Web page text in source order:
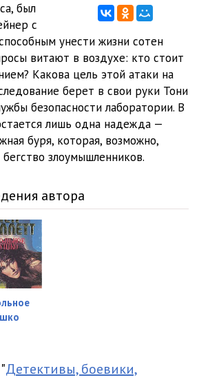
18:13
15:44
24:12
12:13
15:33
был
с
унести жизни сотен
витают в воздухе: кто стоит
Какова цель этой атаки на
берет в свои руки Тони
безопасности лаборатории. В
лишь одна надежда —
буря, которая, возможно,
злоумышленников.
автора
Детективы, боевики,